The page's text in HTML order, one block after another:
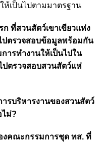
ห้เป็นไปตามมาตรฐาน
ที่สวนสัตว์เขาเขียวแห่ง
ปตรวจสอบข้อมูลพร้อมกัน
ารทำงานให้เป็นไปใน
ปตรวจสอบสวนสัตว์แห่
ารบริหารงานของสวนสัตว์
ไม่?
งคณะกรรมการชุด ทส. ที่